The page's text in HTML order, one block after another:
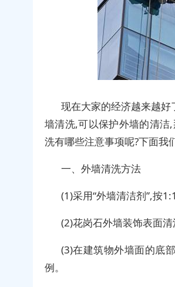
现在大家的经济越来越
墙清洗,可以保护外墙的清洁
洗有哪些注意事项呢?下面我
一、外墙清洗方法
(1)采用“外墙清洁剂”,按
(2)花岗石外墙装饰表面
(3)在建筑物外墙面的底
例。